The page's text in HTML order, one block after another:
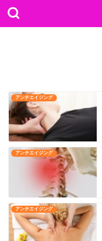
アンチエイジング
アンチエイジング
アンチエイジング